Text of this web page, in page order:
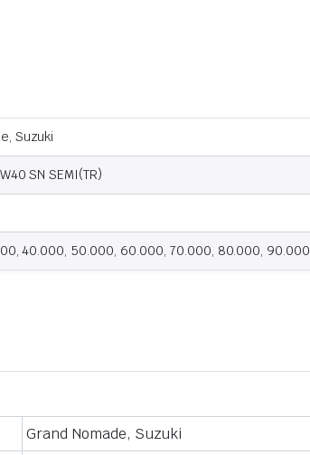
Suzuki
SN SEMI(TR)
40.000, 50.000, 60.000, 70.000, 80.000, 90.000
Grand Nomade, Suzuki